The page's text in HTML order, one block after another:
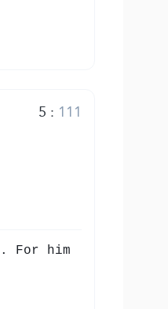
5 : 111
For him